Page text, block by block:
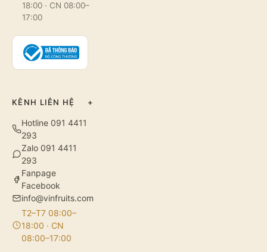
18:00 · CN 08:00–
17:00
KÊNH LIÊN HỆ +
Hotline 091 4411
293
Zalo 091 4411
293
Fanpage
Facebook
info@vinfruits.com
T2–T7 08:00–
18:00 · CN
08:00–17:00